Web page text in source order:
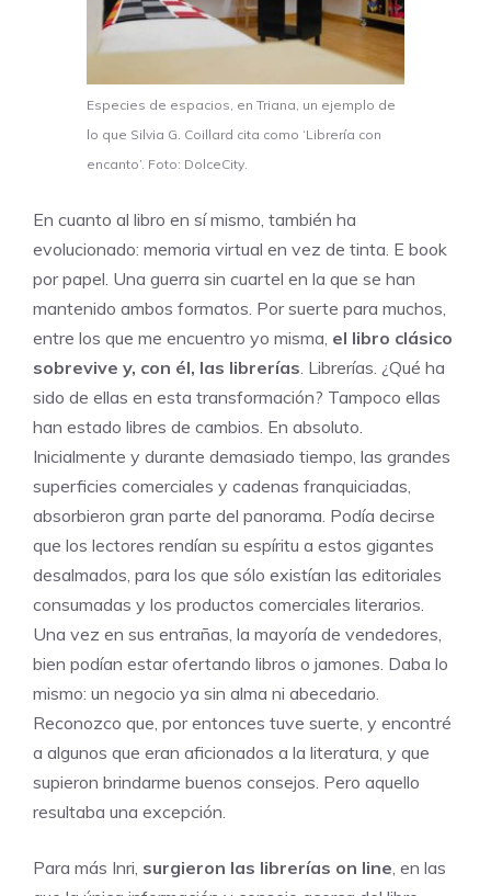
Especies de espacios, en Triana, un ejemplo de
lo que Silvia G. Coillard cita como ‘Librería con
encanto’. Foto: DolceCity.
En cuanto al libro en sí mismo, también ha
evolucionado: memoria virtual en vez de tinta. E book
por papel. Una guerra sin cuartel en la que se han
mantenido ambos formatos. Por suerte para muchos,
entre los que me encuentro yo misma, el libro clásico
sobrevive y, con él, las librerías. Librerías. ¿Qué ha
sido de ellas en esta transformación? Tampoco ellas
han estado libres de cambios. En absoluto.
Inicialmente y durante demasiado tiempo, las grandes
superficies comerciales y cadenas franquiciadas,
absorbieron gran parte del panorama. Podía decirse
que los lectores rendían su espíritu a estos gigantes
desalmados, para los que sólo existían las editoriales
consumadas y los productos comerciales literarios.
Una vez en sus entrañas, la mayoría de vendedores,
bien podían estar ofertando libros o jamones. Daba lo
mismo: un negocio ya sin alma ni abecedario.
Reconozco que, por entonces tuve suerte, y encontré
a algunos que eran aficionados a la literatura, y que
supieron brindarme buenos consejos. Pero aquello
resultaba una excepción.
Para más Inri, surgieron las librerías on line, en las